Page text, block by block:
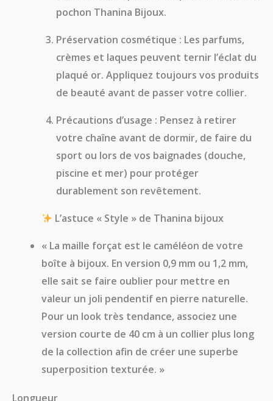
pochon Thanina Bijoux.
Préservation cosmétique : Les parfums,
crèmes et laques peuvent ternir l’éclat du
plaqué or. Appliquez toujours vos produits
de beauté avant de passer votre collier.
Précautions d’usage : Pensez à retirer
votre chaîne avant de dormir, de faire du
sport ou lors de vos baignades (douche,
piscine et mer) pour protéger
durablement son revêtement.
L’astuce « Style » de Thanina bijoux
« La maille forçat est le caméléon de votre
boîte à bijoux. En version 0,9 mm ou 1,2 mm,
elle sait se faire oublier pour mettre en
valeur un joli pendentif en pierre naturelle.
Pour un look très tendance, associez une
version courte de 40 cm à un collier plus long
de la collection afin de créer une superbe
superposition texturée. »
Longueur